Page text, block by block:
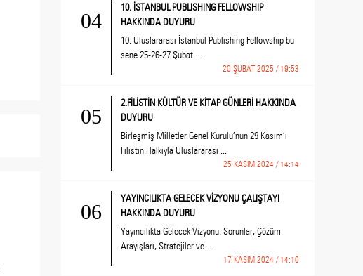
04
10. İSTANBUL PUBLISHING FELLOWSHIP
HAKKINDA DUYURU
10. Uluslararası İstanbul Publishing Fellowship bu
sene 25-26-27 Şubat ...
20 ŞUBAT 2025 / 19:53
05
2.FİLİSTİN KÜLTÜR VE KİTAP GÜNLERİ HAKKINDA
DUYURU
Birleşmiş Milletler Genel Kurulu’nun 29 Kasım’ı
Filistin Halkıyla Uluslararası ...
25 KASIM 2024 / 14:14
06
YAYINCILIKTA GELECEK VİZYONU ÇALIŞTAYI
HAKKINDA DUYURU
Yayıncılıkta Gelecek Vizyonu: Sorunlar, Çözüm
Arayışları, Stratejiler ve ...
17 KASIM 2024 / 14:10